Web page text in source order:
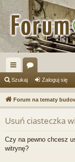
ię
ce
j
…
or
a
Szukaj Zaloguj się
Forum na tematy
Usuń ciasteczka
Czy na pewno chcesz
witrynę?